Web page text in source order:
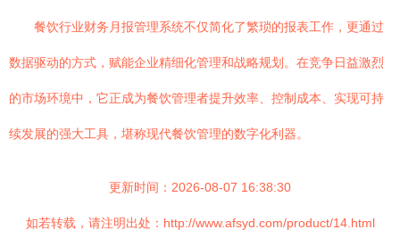
餐饮行业财务月报管理系统不仅简化了繁琐的报表工作，更通过
数据驱动的方式，赋能企业精细化管理和战略规划。在竞争日益激烈
的市场环境中，它正成为餐饮管理者提升效率、控制成本、实现可持
续发展的强大工具，堪称现代餐饮管理的数字化利器。
更新时间：2026-08-07 16:38:30
如若转载，请注明出处：http://www.afsyd.com/product/14.html